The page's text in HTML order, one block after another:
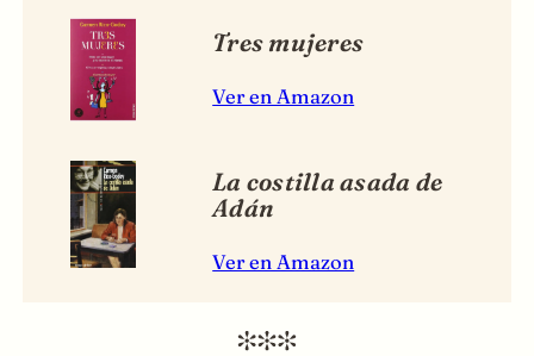
Tres mujeres
Ver en Amazon
La costilla asada de
Adán
Ver en Amazon